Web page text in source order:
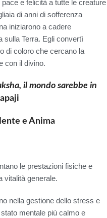
e felicità a tutte le creature
di anni di sofferenza
iniziarono a cadere
sulla Terra. Egli convertì
di coloro che cercano la
con il divino.
il mondo sarebbe in
e Anima
le prestazioni fisiche e
vitalità generale.
nella gestione dello stress e
mentale più calmo e